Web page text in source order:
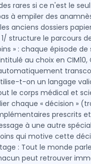
rares si ce n'est le
à empiler des
anciens dossiers
structure le parcours
» : chaque épisode de
au choix en CIM10,
t-on un langage
le corps médical et
chaque « décision »
prescrits
à une autre
qui motive cette
: Tout le monde
peut retrouver